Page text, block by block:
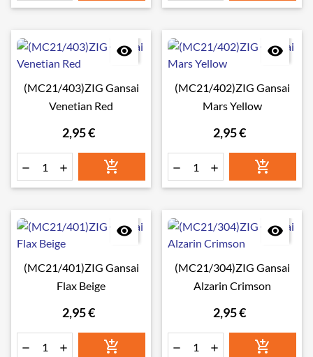

(MC21/403)ZIG Gansai
Venetian Red
2,95 €
  

(MC21/402)ZIG Gansai
Mars Yellow
2,95 €
  

(MC21/401)ZIG Gansai
Flax Beige
2,95 €
  

(MC21/304)ZIG Gansai
Alzarin Crimson
2,95 €
  